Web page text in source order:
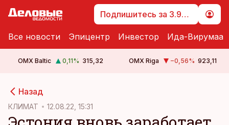
Подпишитесь за 3.99 €
Все новости Эпицентр Инвестор Ида-Вирумаа
OMX Baltic 0,11% 315,32 OMX Riga −0,56% 923,11
Назад
КЛИМАТ 12.08.22, 15:31